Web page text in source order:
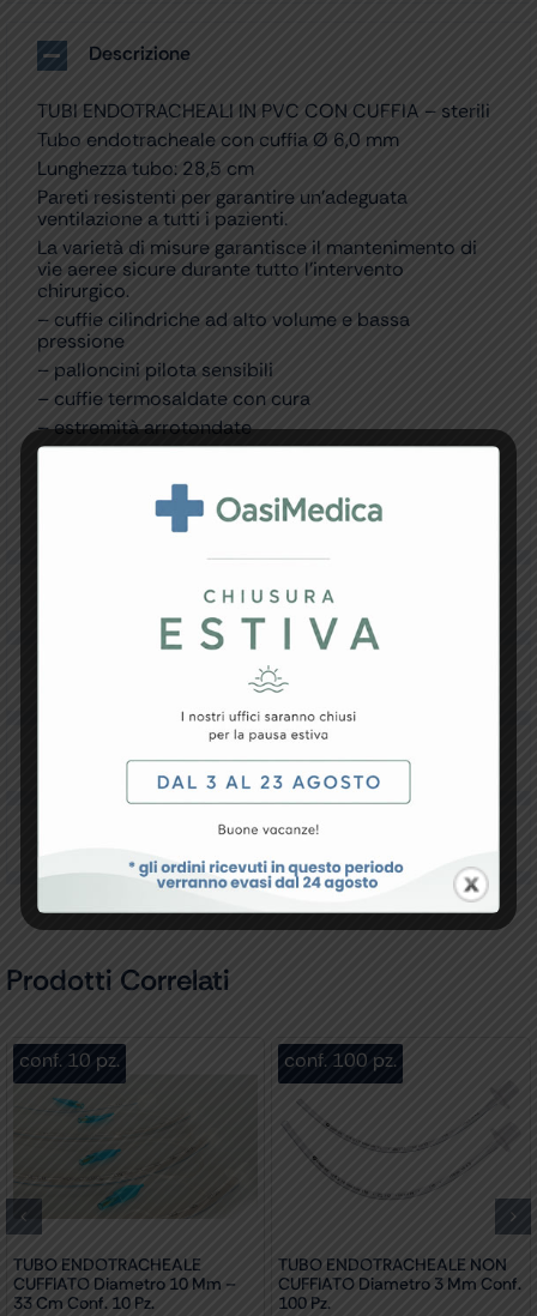
Descrizione
TUBI ENDOTRACHEALI IN PVC CON CUFFIA – sterili
Tubo endotracheale con cuffia Ø 6,0 mm
Lunghezza tubo: 28,5 cm
Pareti resistenti per garantire un’adeguata
ventilazione a tutti i pazienti.
La varietà di misure garantisce il mantenimento di
vie aeree sicure durante tutto l’intervento
chirurgico.
– cuffie cilindriche ad alto volume e bassa
pressione
– palloncini pilota sensibili
– cuffie termosaldate con cura
– estremità arrotondate
– linee radiopache resistenti a spaccature
– occhi di Murphy lisci
– tubi termosensibili resistenti a schiacciamento
Specifiche Tecniche
Downloads
Prodotti Correlati
conf. 10 pz.
TUBO ENDOTRACHEALE
CUFFIATO Diametro 10 Mm –
33 Cm Conf. 10 Pz.
conf. 100 pz.
TUBO ENDOTRACHEALE NON
CUFFIATO Diametro 3 Mm Conf.
100 Pz.